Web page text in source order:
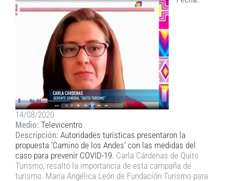
14/08/2020
Medio: Televicentro
Descripción: Autoridades turísticas presentaron la
propuesta ‘Camino de los Andes’ con las medidas del
caso para prevenir COVID-19. Carla Cárdenas de Quito
Turismo, resaltó la importancia de esta campaña de
turismo. María Angélica León de Fundación Turismo para